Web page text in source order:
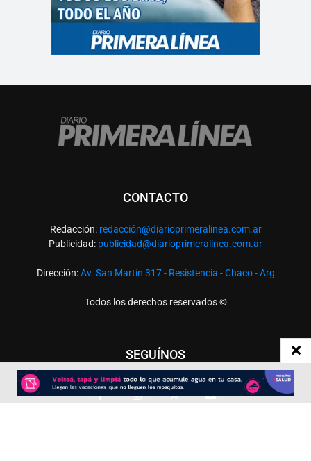
CONTACTO
Redacción: redacción@diarioprimeralinea.com.ar
Publicidad: publicidad@diarioprimeralinea.com.ar
Dirección:Av. San Martín 317 - Resistencia - Chaco - Arg
Todos los derechos reservados ©
SEGUÍNOS